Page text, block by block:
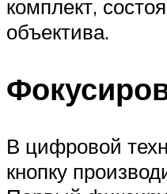
комплект,
объектива.
В цифровой
кнопку